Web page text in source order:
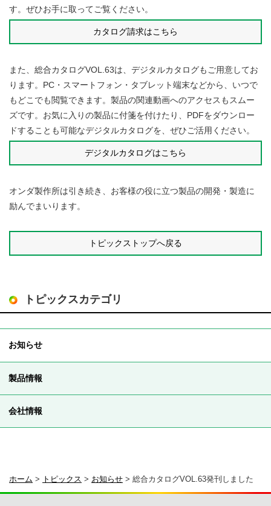
す。ぜひお手に取ってご覧ください。
カタログ請求はこちら
また、総合カタログVOL.63は、デジタルカタログもご用意してお
ります。PC・スマートフォン・タブレット端末などから、いつで
もどこでも閲覧できます。製品の関連動画へのアクセスもスムー
ズです。お気に入りの製品に付箋を付けたり、PDFをダウンロー
ドすることも可能なデジタルカタログを、ぜひご活用ください。
デジタルカタログはこちら
オンダ製作所は引き続き、お客様の役に立つ製品の開発・製造に
励んでまいります。
トピックストップへ戻る
トピックスカテゴリ
お知らせ
製品情報
会社情報
ホーム > トピックス > お知らせ > 総合カタログVOL.63発刊しました